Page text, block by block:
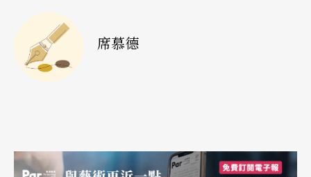
前的聲音狀況：有時用朗誦的方式來節省力氣，有
時用優美的假聲代替宏亮的聲音，因此在恰當的時
是他的風采和盛譽，以及大家共同擁有的美好回
席慕德